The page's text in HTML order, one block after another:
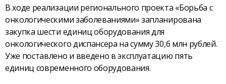
В ходе реализации регионального проекта «Борьба с
онкологическими заболеваниями» запланирована
закупка шести единиц оборудования для
онкологического диспансера на сумму 30,6 млн рублей.
Уже поставлено и введено в эксплуатацию пять
единиц современного оборудования.